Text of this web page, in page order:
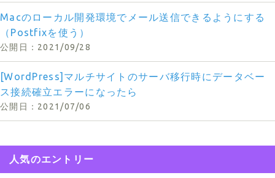
Macのローカル開発環境でメール送信できるようにする
（Postfixを使う）
2021/09/28
[WordPress]マルチサイトのサーバ移行時にデータベー
ス接続確立エラーになったら
2021/07/06
人気のエントリー